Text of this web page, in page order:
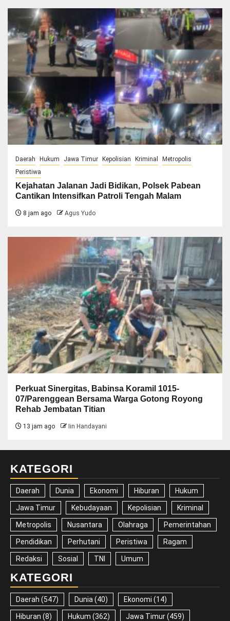
Daerah Hukum Jawa Timur Kepolisian Kriminal
Metropolis
Peristiwa
Kejahatan Jalanan Jadi Bidikan, Polsek Pabean
Cantikan Intensifkan Patroli Tengah Malam
8 jam ago Agus Yudo
Perkuat Sinergitas, Babinsa Koramil 1015-
07/Parenggean Bersama Warga Gotong Royong
Rehab Jembatan Titian
13 jam ago Iin Handayani
KATEGORI
Daerah Dunia Ekonomi Hiburan Hukum
Jawa Timur Kebudayaan Kepolisian Kriminal
Metropolis Nusantara Olahraga Pemerintahan
Pendidikan Perhutani Peristiwa Ragam
Redaksi Sosial TNI Umum
KATEGORI
Daerah (547) Dunia (40) Ekonomi (14)
Hiburan (8) Hukum (362) Jawa Timur(459)